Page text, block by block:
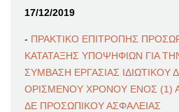
17/12/2019
- ΠΡΑΚΤΙΚΟ ΕΠΙΤΡΟΠΗΣ
ΚΑΤΑΤΑΞΗΣ ΥΠΟΨΗΦΙΩΝ ΓΙΑ
ΣΥΜΒΑΣΗ ΕΡΓΑΣΙΑΣ ΙΔΙΩΤΙΚΟΥ
ΟΡΙΣΜΕΝΟΥ ΧΡΟΝΟΥ ΕΝΟΣ (1)
ΔΕ ΠΡΟΣΩΠΙΚΟΥ ΑΣΦΑΛΕΙΑΣ